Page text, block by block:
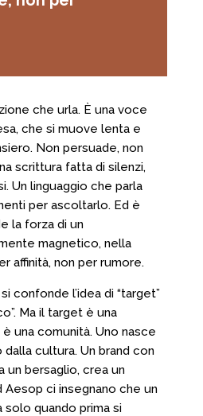
che urla. È una voce
che si muove lenta e
Non persuade, non
scrittura fatta di silenzi,
Un linguaggio che parla
per ascoltarlo. Ed è
la forza di un
magnetico, nella
affinità, non per rumore.
confonde l’idea di “target”
Ma il target è una
una comunità. Uno nasce
dalla cultura. Un brand con
un bersaglio, crea un
ci insegnano che un
quando prima si